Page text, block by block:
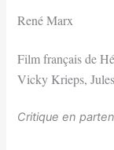
René Marx
Film français de
Vicky Krieps,
Critique en